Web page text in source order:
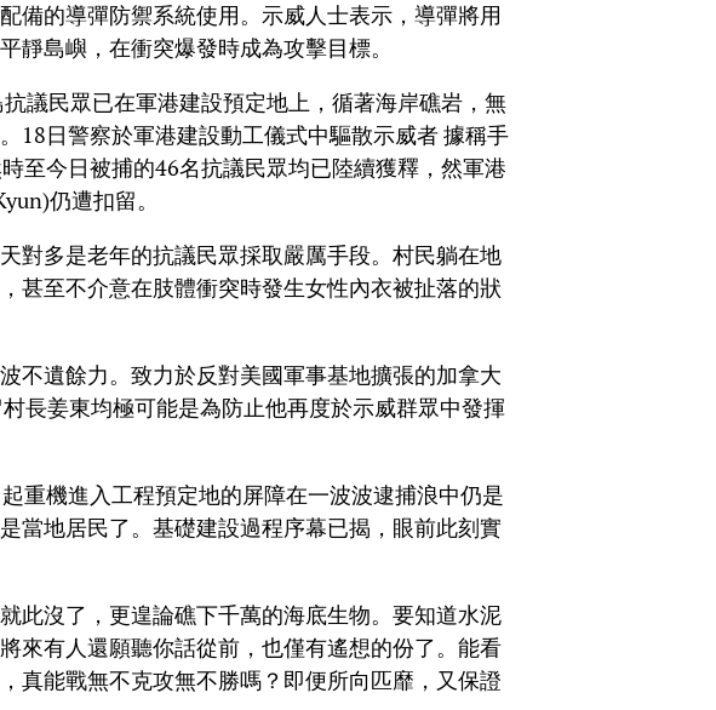
備的導彈防禦系統使用。示威人士表示，導彈將用
靜島嶼，在衝突爆發時成為攻擊目標。
議民眾已在軍港建設預定地上，循著海岸礁岩，無
18日警察於軍港建設動工儀式中驅散示威者 據稱手
至今日被捕的46名抗議民眾均已陸續獲釋，然軍港
仍遭扣留。
對多是老年的抗議民眾採取嚴厲手段。村民躺在地
甚至不介意在肢體衝突時發生女性內衣被扯落的狀
不遺餘力。致力於反對美國軍事基地擴張的加拿大
長姜東均極可能是為防止他再度於示威群眾中發揮
重機進入工程預定地的屏障在一波波逮捕浪中仍是
當地居民了。基礎建設過程序幕已揭，眼前此刻實
此沒了，更遑論礁下千萬的海底生物。要知道水泥
來有人還願聽你話從前，也僅有遙想的份了。能看
真能戰無不克攻無不勝嗎？即便所向匹靡，又保證